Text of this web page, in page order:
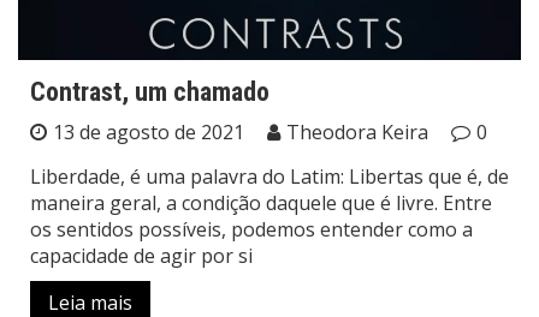
Contrast, um chamado
13 de agosto de 2021 Theodora Keira
0
Liberdade, é uma palavra do Latim: Libertas que é, de
maneira geral, a condição daquele que é livre. Entre
os sentidos possíveis, podemos entender como a
capacidade de agir por si
Leia mais